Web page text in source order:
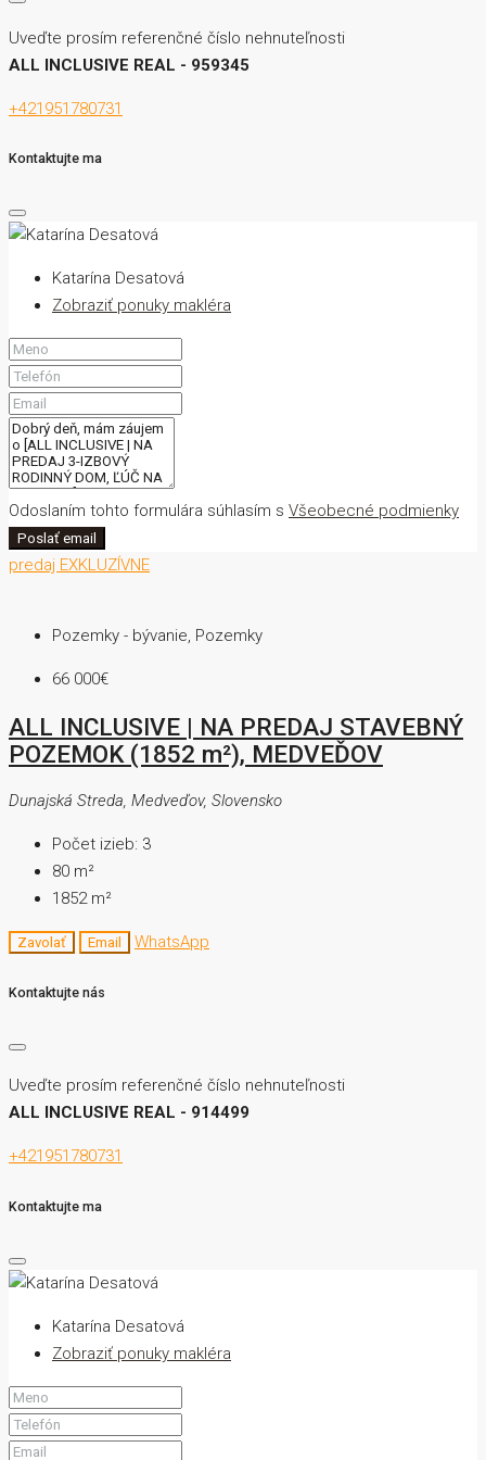
Uveďte prosím referenčné číslo nehnuteľnosti
ALL INCLUSIVE REAL - 959345
+421951780731
Kontaktujte ma
Katarína Desatová
Zobraziť ponuky makléra
Odoslaním tohto formulára súhlasím s Všeobecné podmienky
Poslať email
predaj EXKLUZÍVNE
Pozemky - bývanie, Pozemky
66 000€
ALL INCLUSIVE | NA PREDAJ STAVEBNÝ
POZEMOK (1852 m²), MEDVEĎOV
Dunajská Streda, Medveďov, Slovensko
Počet izieb: 3
80 m²
1852m²
Zavolať Email WhatsApp
Kontaktujte nás
Uveďte prosím referenčné číslo nehnuteľnosti
ALL INCLUSIVE REAL - 914499
+421951780731
Kontaktujte ma
Katarína Desatová
Zobraziť ponuky makléra